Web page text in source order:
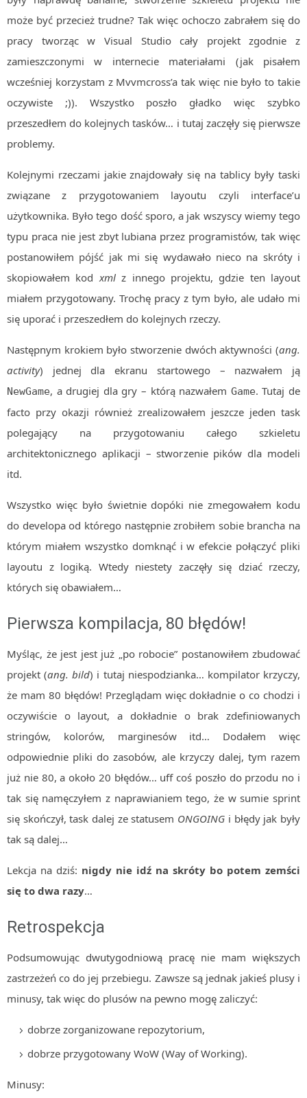
może być przecież trudne? Tak więc ochoczo zabrałem się do
pracy tworząc w Visual Studio cały projekt zgodnie z
zamieszczonymi w internecie materiałami (jak pisałem
wcześniej korzystam z Mvvmcross’a tak więc nie było to takie
oczywiste ;)). Wszystko poszło gładko więc szybko
przeszedłem do kolejnych tasków… i tutaj zaczęły się pierwsze
problemy.
Kolejnymi rzeczami jakie znajdowały się na tablicy były taski
związane z przygotowaniem layoutu czyli interface’u
użytkownika. Było tego dość sporo, a jak wszyscy wiemy tego
typu praca nie jest zbyt lubiana przez programistów, tak więc
postanowiłem pójść jak mi się wydawało nieco na skróty i
skopiowałem kod xmlz innego projektu, gdzie ten layout
miałem przygotowany. Trochę pracy z tym było, ale udało mi
się uporać i przeszedłem do kolejnych rzeczy.
Następnym krokiem było stworzenie dwóch aktywności (ang.
activity) jednej dla ekranu startowego – nazwałem ją
NewGame, a drugiej dla gry – którą nazwałem Game. Tutaj de
facto przy okazji również zrealizowałem jeszcze jeden task
polegający na przygotowaniu całego szkieletu
architektonicznego aplikacji – stworzenie pików dla modeli
itd.
Wszystko więc było świetnie dopóki nie zmegowałem kodu
do developa od którego następnie zrobiłem sobie brancha na
którym miałem wszystko domknąć i w efekcie połączyć pliki
layoutu z logiką. Wtedy niestety zaczęły się dziać rzeczy,
których się obawiałem…
Pierwsza kompilacja, 80 błędów!
Myśląc, że jest jest już „po robocie” postanowiłem zbudować
projekt (ang. bild) i tutaj niespodzianka… kompilator krzyczy,
że mam 80 błędów! Przeglądam więc dokładnie o co chodzi i
oczywiście o layout, a dokładnie o brak zdefiniowanych
stringów, kolorów, marginesów itd… Dodałem więc
odpowiednie pliki do zasobów, ale krzyczy dalej, tym razem
już nie 80, a około 20 błędów… uff coś poszło do przodu no i
tak się namęczyłem z naprawianiem tego, że w sumie sprint
się skończył, task dalej ze statusem ONGOING i błędy jak były
tak są dalej…
Lekcja na dziś: nigdy nie idź na skróty bo potem zemści
się to dwa razy…
Retrospekcja
Podsumowując dwutygodniową pracę nie mam większych
zastrzeżeń co do jej przebiegu. Zawsze są jednak jakieś plusy i
minusy, tak więc do plusów na pewno mogę zaliczyć:
dobrze zorganizowane repozytorium,
dobrze przygotowany WoW (Way of Working).
Minusy: